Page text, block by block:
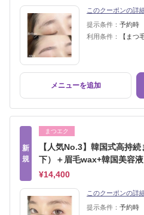
このクーポンの詳
提示条件： 予約時
利用条件：
【まつ
メニューを追加
新
規
まつエク
【人気No.3】韓国式高持
下）＋眉毛wax+韓国美容液
¥14,400
このクーポンの詳
提示条件： 予約時